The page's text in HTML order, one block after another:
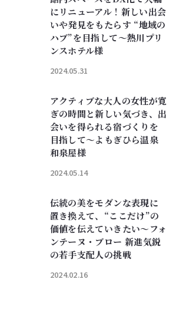
にリニューアル！新しい出会
いや発見をもたらす “地域の
ハブ”を目指して〜熱川プリ
ンスホテル様
2024.05.31
アクティブな大人の女性が寛
ぎの時間と新しい気づき、出
会いを得られる宿づくりを
目指して〜よもぎひら温泉
和泉屋様
2024.05.14
伝統の美をモダンな表現に
置き換えて、“ここだけ”の
価値を伝えていきたい〜フォ
ンテーヌ・ブロー 新進気鋭
の若手支配人の挑戦
2024.02.16